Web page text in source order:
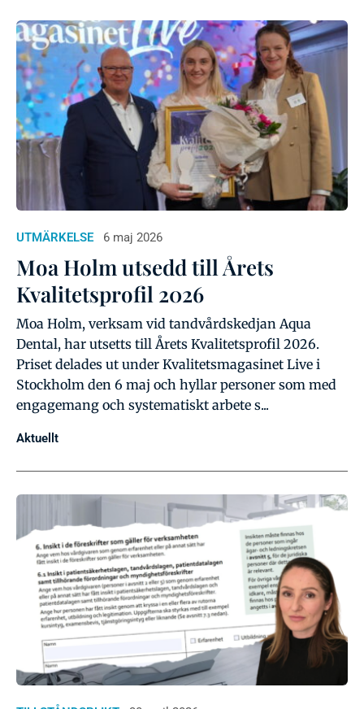
UTMÄRKELSE 6 maj 2026
Moa Holm utsedd till Årets
Kvalitetsprofil 2026
Moa Holm, verksam vid tandvårdskedjan Aqua
Dental, har utsetts till Årets Kvalitetsprofil 2026.
Priset delades ut under Kvalitetsmagasinet Live i
Stockholm den 6 maj och hyllar personer som med
engagemang och systematiskt arbete s...
Aktuellt